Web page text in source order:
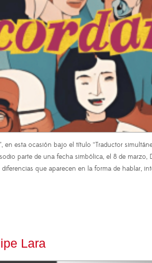
esta ocasión bajo el título “Traductor
parte de una fecha simbólica, el 8 de
que aparecen en la forma de hablar,
Lara